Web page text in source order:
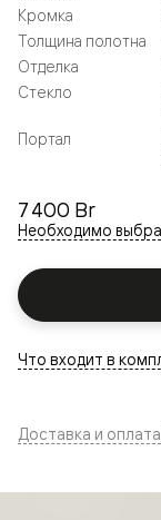
7 400 Br
Необходимо
Кромка
Толщина полотна
Отделка
Стекло
Портал
Что входит в
Доставка и оплата